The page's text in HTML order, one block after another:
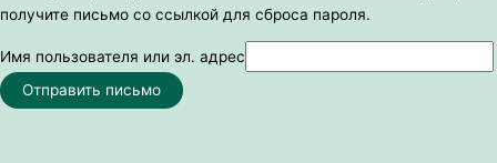
получите письмо со ссылкой для сброса пароля.
Имя пользователя или эл. адрес
Отправить письмо